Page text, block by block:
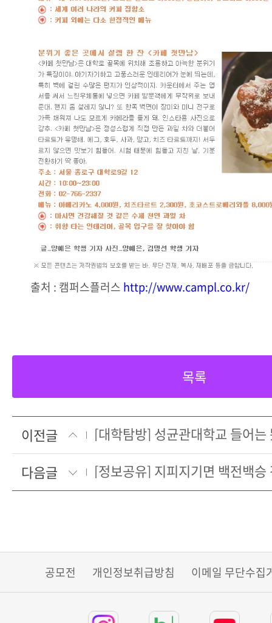
출처 : 캠퍼스플러스 http://www.campl.co.kr/
목록
이전글
다음글
공모전 개인정보취급방침 이메일 무단수집